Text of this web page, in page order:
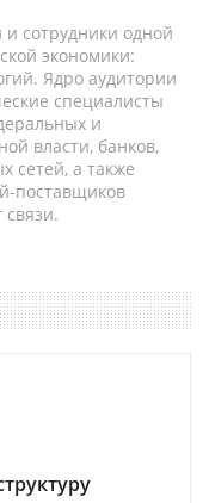
сотрудники одной
экономики:
Ядро аудитории
специалисты
и
власти, банков,
сетей, а также
поставщиков